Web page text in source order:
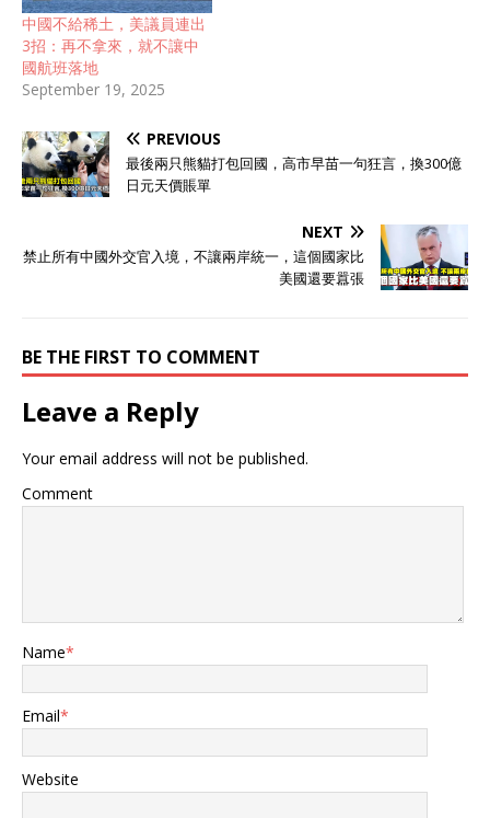
中國不給稀土，美議員連出
3招：再不拿來，就不讓中
國航班落地
September 19, 2025
PREVIOUS
最後兩只熊貓打包回國，高市早苗一句狂言，換300億
日元天價賬單
NEXT
禁止所有中國外交官入境，不讓兩岸統一，這個國家比
美國還要囂張
BE THE FIRST TO COMMENT
Leave a Reply
Your email address will not be published.
Comment
Name*
Email*
Website